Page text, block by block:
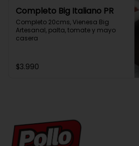
Completo Big Italiano PR
Completo 20cms, Vienesa Big
Artesanal, palta, tomate y mayo
casera
$3.990